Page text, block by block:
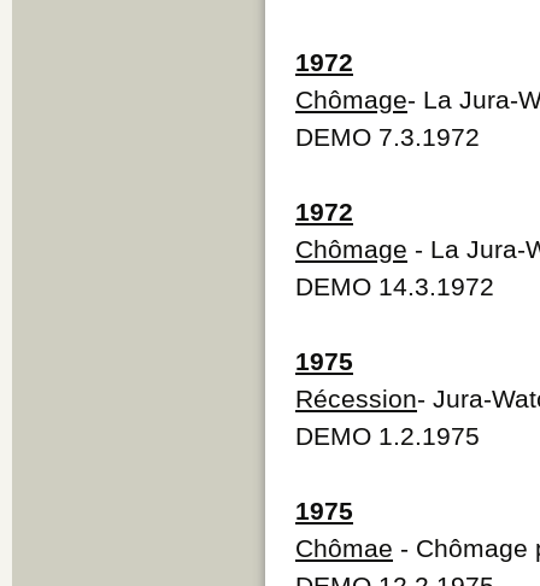
1972
Chômage- La Jura-
DEMO 7.3.1972
1972
Chômage - La Jura-
DEMO 14.3.1972
1975
Récession- Jura-
DEMO 1.2.1975
1975
Chômae - Chômage